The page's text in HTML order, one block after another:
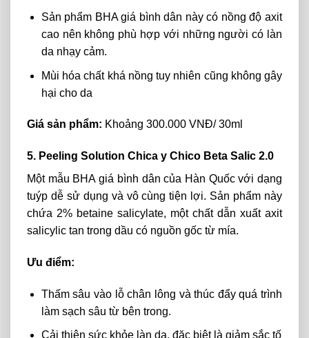
Sản phẩm BHA giá bình dân nàycó nồng độ axit
cao nên không phù hợp với những người có làn
da nhạy cảm.
Mùi hóa chất khá nồng tuy nhiên cũng không gây
hại cho da
Giá sản phẩm: Khoảng 300.000 VNĐ/ 30ml
5. Peeling Solution Chica y Chico Beta Salic 2.0
Một mẫu BHA giá bình dân của Hàn Quốcvới dạng
tuýp dễ sử dụng và vô cùng tiện lợi. Sản phẩm này
chứa 2% betaine salicylate, một chất dẫn xuất axit
salicylic tan trong dầu có nguồn gốc từ mía.
Ưu điểm:
Thấm sâu vào lỗ chân lông và thúc đẩy quá trình
làm sạch sâu từ bên trong.
Cải thiện sức khỏe làn da, đặc biệt là giảm sắc tố